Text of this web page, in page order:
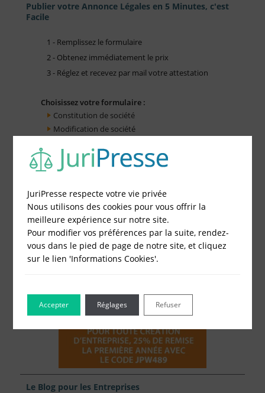
Publier votre Annonce Légales en 5 Minutes, c'est
Facile
1 - Remplissez le formulaire
2 - Obtenez immédiatement le prix
3 - Réglez et recevez par mail votre attestation
Choisissez votre formulaire :
Constitution de société
Modification de société
Cessation d'activité
Le Blog pour les Entreprises
JuriPresse respecte votre vie privée
Nous utilisons des cookies pour vous offrir la
meilleure expérience sur notre site.
Pour modifier vos préférences par la suite, rendez-
vous dans le pied de page de notre site, et cliquez
sur le lien 'Informations Cookies'.
Accepter Refuser
Réglages